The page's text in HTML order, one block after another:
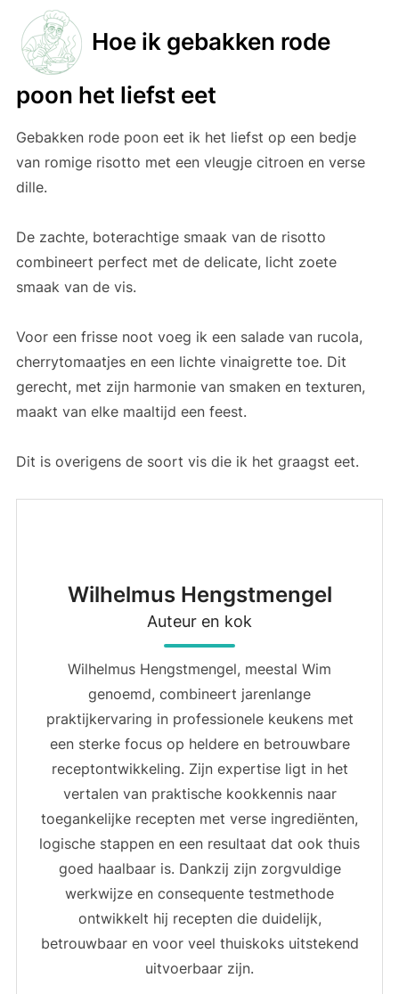
Hoe ik gebakken rode
poon het liefst eet
Gebakken rode poon eet ik het liefst op een bedje
van romige risotto met een vleugje citroen en verse
dille.
De zachte, boterachtige smaak van de risotto
combineert perfect met de delicate, licht zoete
smaak van de vis.
Voor een frisse noot voeg ik een salade van rucola,
cherrytomaatjes en een lichte vinaigrette toe. Dit
gerecht, met zijn harmonie van smaken en texturen,
maakt van elke maaltijd een feest.
Dit is overigens de soort vis die ik het graagst eet.
Wilhelmus Hengstmengel
Auteur en kok
Wilhelmus Hengstmengel, meestal Wim
genoemd, combineert jarenlange
praktijkervaring in professionele keukens met
een sterke focus op heldere en betrouwbare
receptontwikkeling. Zijn expertise ligt in het
vertalen van praktische kookkennis naar
toegankelijke recepten met verse ingrediënten,
logische stappen en een resultaat dat ook thuis
goed haalbaar is. Dankzij zijn zorgvuldige
werkwijze en consequente testmethode
ontwikkelt hij recepten die duidelijk,
betrouwbaar en voor veel thuiskoks uitstekend
uitvoerbaar zijn.